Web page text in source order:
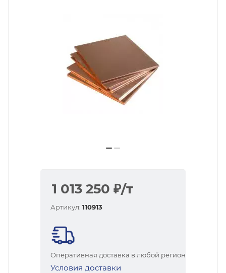
1 013 250 ₽/т
Артикул: 110913
Оперативная доставка в любой регион
Условия доставки